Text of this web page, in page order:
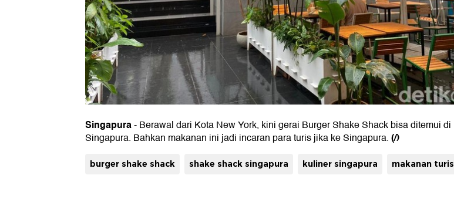
Singapura- Berawal dari Kota New York, kini gerai Burger Shake Shack bisa ditemui di
Singapura. Bahkan makanan ini jadi incaran para turis jika ke Singapura.(/)
burger shake shack shake shack singapura kuliner singapura makanan turis